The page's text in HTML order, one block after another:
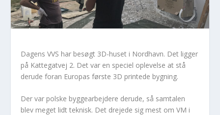
Dagens VVS har besøgt 3D-huset i Nordhavn. Det ligger
på Kattegatvej 2. Det var en speciel oplevelse at stå
derude foran Europas første 3D printede bygning.
Der var polske byggearbejdere derude, så samtalen
blev meget lidt teknisk. Det drejede sig mest om VM i